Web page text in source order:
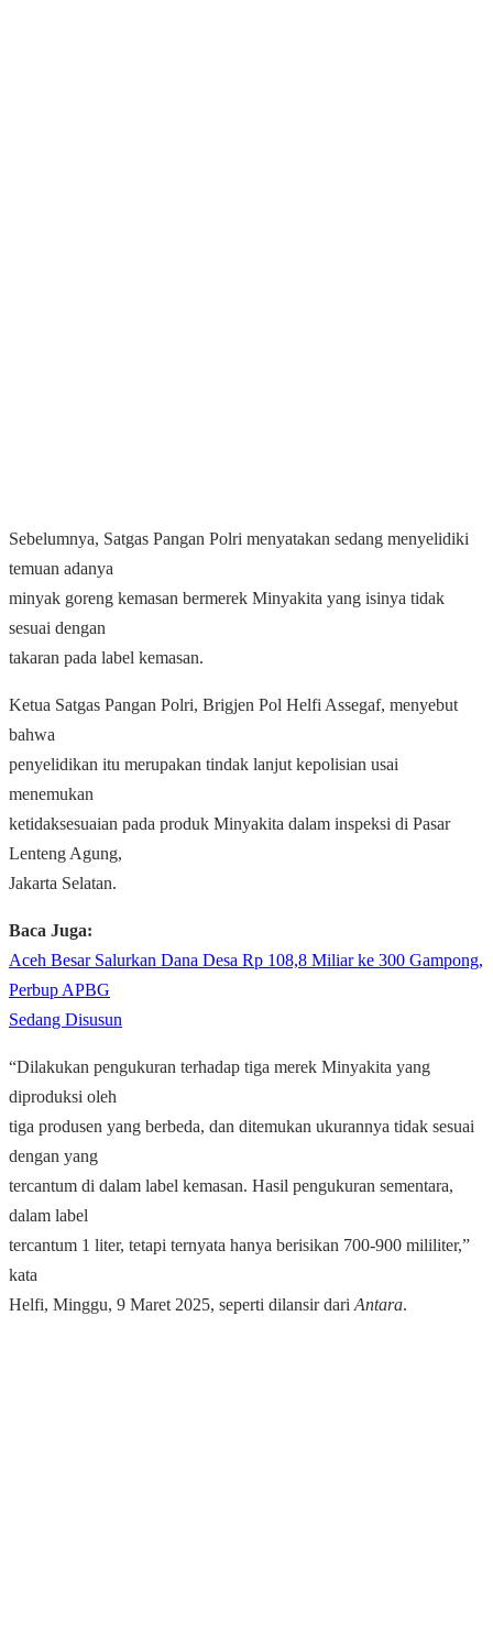
Sebelumnya, Satgas Pangan Polri menyatakan sedang menyelidiki
temuan adanya
minyak goreng kemasan bermerek Minyakita yang isinya tidak
sesuai dengan
takaran pada label kemasan.
Ketua Satgas Pangan Polri, Brigjen Pol Helfi Assegaf, menyebut
bahwa
penyelidikan itu merupakan tindak lanjut kepolisian usai
menemukan
ketidaksesuaian pada produk Minyakita dalam inspeksi di Pasar
Lenteng Agung,
Jakarta Selatan.
Baca Juga:
Aceh Besar Salurkan Dana Desa Rp 108,8 Miliar ke 300 Gampong,
Perbup APBG
Sedang Disusun
“Dilakukan pengukuran terhadap tiga merek Minyakita yang
diproduksi oleh
tiga produsen yang berbeda, dan ditemukan ukurannya tidak sesuai
dengan yang
tercantum di dalam label kemasan. Hasil pengukuran sementara,
dalam label
tercantum 1 liter, tetapi ternyata hanya berisikan 700-900 mililiter,”
kata
Helfi, Minggu, 9 Maret 2025, seperti dilansir dari Antara.